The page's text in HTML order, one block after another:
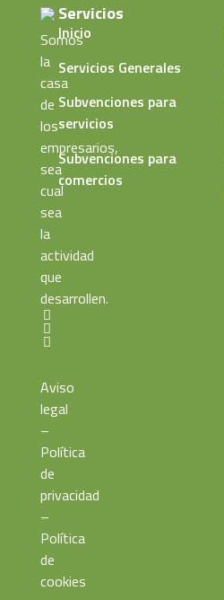
Somos
la
casa
de
los
empresarios,
sea
cual
sea
la
actividad
que
desarrollen.
Aviso
legal
–
Política
de
privacidad
–
Política
de
cookies
Servicios
Inicio
Servicios Generales
Subvenciones para
servicios
Subvenciones para
comercios